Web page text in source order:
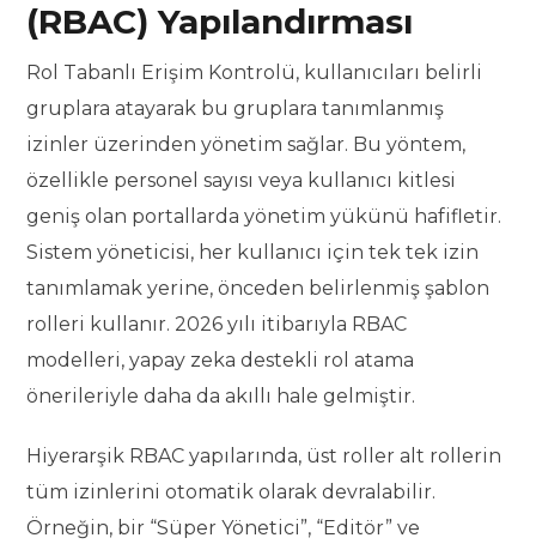
(RBAC) Yapılandırması
Rol Tabanlı Erişim Kontrolü, kullanıcıları belirli
gruplara atayarak bu gruplara tanımlanmış
izinler üzerinden yönetim sağlar. Bu yöntem,
özellikle personel sayısı veya kullanıcı kitlesi
geniş olan portallarda yönetim yükünü hafifletir.
Sistem yöneticisi, her kullanıcı için tek tek izin
tanımlamak yerine, önceden belirlenmiş şablon
rolleri kullanır. 2026 yılı itibarıyla RBAC
modelleri, yapay zeka destekli rol atama
önerileriyle daha da akıllı hale gelmiştir.
Hiyerarşik RBAC yapılarında, üst roller alt rollerin
tüm izinlerini otomatik olarak devralabilir.
Örneğin, bir “Süper Yönetici”, “Editör” ve